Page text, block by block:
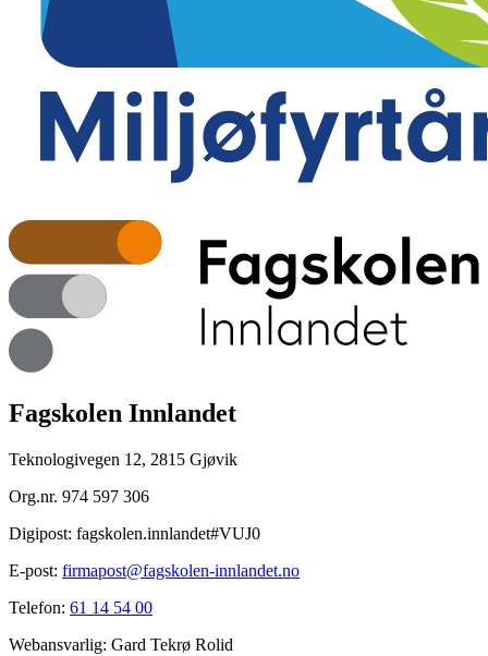
Fagskolen Innlandet
Teknologivegen 12, 2815 Gjøvik
Org.nr. 974 597 306
Digipost: fagskolen.innlandet#VUJ0
E-post: firmapost@fagskolen-innlandet.no
Telefon: 61 14 54 00
Webansvarlig: Gard Tekrø Rolid